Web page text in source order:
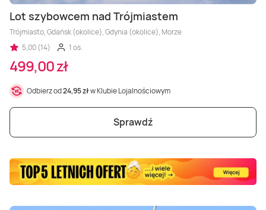
Masaż orientalny
Lot szybowcem nad Trójmiastem
Trójmiasto, Gdańsk (okolice), Gdynia (okolice), Morze
5,00 (14)
1 os.
499,00 zł
Odbierz od24,95 złw Klubie Lojalnościowym
Sprawdź